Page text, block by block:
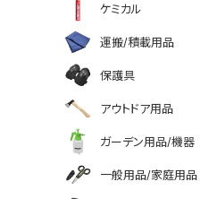
ケミカル
運搬/積載用品
保護具
アウトドア用品
ガーデン用品/機器
一般用品/家庭用品